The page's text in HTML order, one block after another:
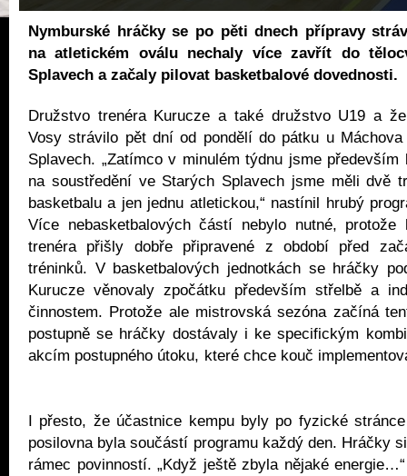
Nymburské hráčky se po pěti dnech přípravy
na atletickém oválu nechaly více zavřít do
Splavech a začaly pilovat basketbalové dovednosti.
Družstvo trenéra Kurucze a také družstvo U19 a
Vosy strávilo pět dní od pondělí do pátku u
Splavech. „Zatímco v minulém týdnu jsme především
na soustředění ve Starých Splavech jsme měli dvě
basketbalu a jen jednu atletickou,“ nastínil hrubý
Více nebasketbalových částí nebylo nutné, protože
trenéra přišly dobře připravené z období před
tréninků. V basketbalových jednotkách se hráčky
Kurucze věnovaly zpočátku především střelbě a
činnostem. Protože ale mistrovská sezóna začíná
postupně se hráčky dostávaly i ke specifickým
akcím postupného útoku, které chce kouč
I přesto, že účastnice kempu byly po fyzické
posilovna byla součástí programu každý den. Hráčky
rámec povinností. „Když ještě zbyla nějaké